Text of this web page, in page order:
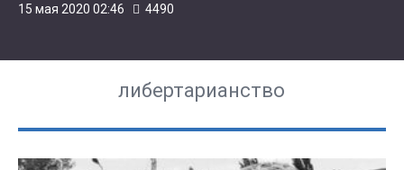
15 мая 2020 02:46
4490
либертарианство